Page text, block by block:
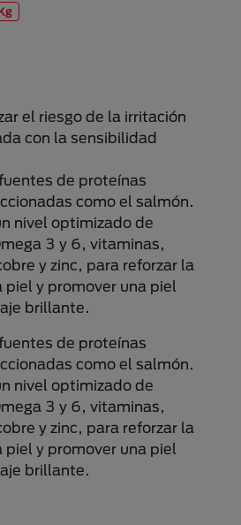
el riesgo de la irritación
con la sensibilidad
de proteínas
como el salmón.
nivel optimizado de
3 y 6, vitaminas,
y zinc, para reforzar la
piel y promover una piel
brillante.
de proteínas
como el salmón.
nivel optimizado de
3 y 6, vitaminas,
y zinc, para reforzar la
piel y promover una piel
brillante.